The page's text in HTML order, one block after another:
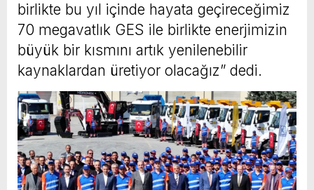
birlikte bu yıl içinde hayata geçireceğimiz
70 megavatlık GES ile birlikte enerjimizin
büyük bir kısmını artık yenilenebilir
kaynaklardan üretiyor olacağız” dedi.